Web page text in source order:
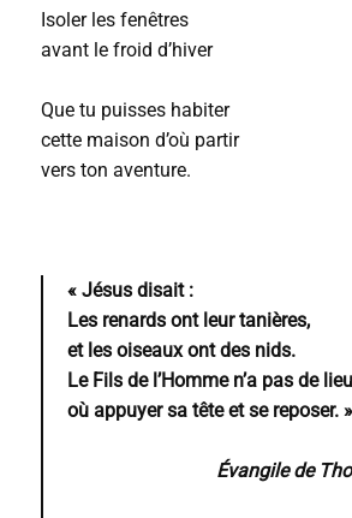
Isoler les fenêtres
avant le froid d’hiver
Que tu puisses habiter
cette maison d’où partir
vers ton aventure.
« Jésus disait :
Les renards ont leur tanières,
et les oiseaux ont des nids.
Le Fils de l’Homme n’a pas de lieu
où appuyer sa tête et se reposer. »
Évangile de